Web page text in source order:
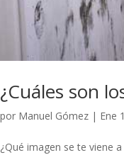
¿Cuáles son
por Manuel Gómez | Ene
¿Qué imagen se te viene